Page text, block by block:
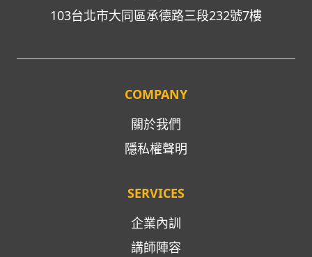
103台北市大同區承德路三段232號7樓
COMPANY
關於我們
隱私權聲明
SERVICES
企業內訓
講師陣容